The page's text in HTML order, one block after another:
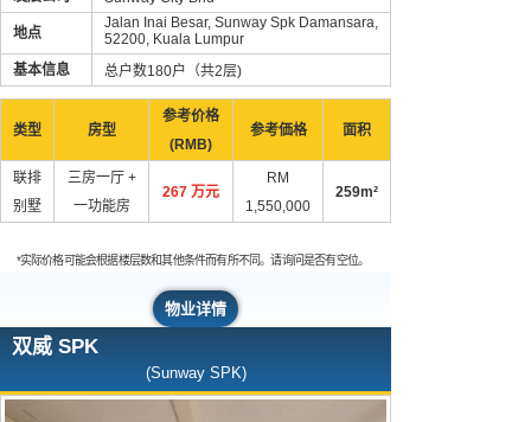
地点
Jalan Inai Besar, Sunway Spk Damansara,
52200, Kuala Lumpur
基本信息
总户数180户（共2层)
类型 房型
参考价格
(RMB)
参考価格 面积
联排
别墅
三房一厅 +
一功能房
267 万元
RM
1,550,000
259m²
*实际价格可能会根据楼层数和其他条件而有所不同。请询问是否有空位。
物业详情
双威 SPK
(Sunway SPK)